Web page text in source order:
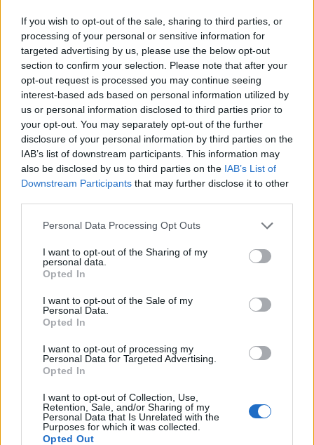
If you wish to opt-out of the sale, sharing to third parties, or
processing of your personal or sensitive information for
targeted advertising by us, please use the below opt-out
section to confirm your selection. Please note that after your
opt-out request is processed you may continue seeing
interest-based ads based on personal information utilized by
us or personal information disclosed to third parties prior to
your opt-out. You may separately opt-out of the further
disclosure of your personal information by third parties on the
IAB’s list of downstream participants. This information may
also be disclosed by us to third parties on the IAB’s List of
Downstream Participants that may further disclose it to other
Please note that this website/app uses one or more Google
not limited to your visit or usage behaviour. You may click to
grant or deny consent to Google and its third-party tags to
use your data for below specified purposes in below Google
consent section.
Personal Data Processing Opt Outs
I want to opt-out of the Sharing of my
personal data.
Opted In
I want to opt-out of the Sale of my
Personal Data.
Opted In
I want to opt-out of processing my
Personal Data for Targeted Advertising.
Opted In
I want to opt-out of Collection, Use,
Retention, Sale, and/or Sharing of my
Personal Data that Is Unrelated with the
Purposes for which it was collected.
Opted Out
Protocolos de seguridad ocular y
consejos para fotografiar eclipses solares
Un eclipse solar es un espectáculo natural que…
CIENCIA Y TECNOLOGÍA
emergentes y competencias clave
Descubre cómo elegir la mejor opción en STEAM:…
CIENCIA Y TECNOLOGÍA